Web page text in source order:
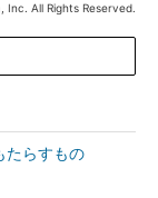
All Rights Reserved.
たらすもの